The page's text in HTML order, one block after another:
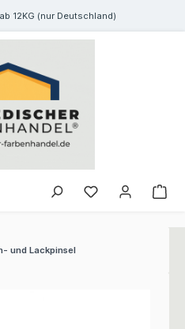
12KG (nur Deutschland)
und Lackpinsel